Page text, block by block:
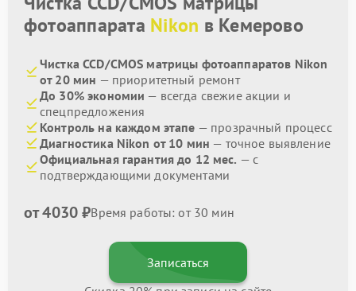
фотоаппарата Nikon в Кемерово
Чистка CCD/CMOS матрицы фотоаппаратов Nikon
от 20 мин — приоритетный ремонт
До 30% экономии — всегда свежие акции и
спецпредложения
Контроль на каждом этапе — прозрачный процесс
Диагностика Nikon от 10 мин — точное выявление
Официальная гарантия до 12 мес. — с
подтверждающими документами
от 4030 ₽Время работы: от 30 мин
Записаться